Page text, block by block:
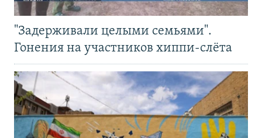
"Задерживали целыми семьями".
Гонения на участников хиппи-слёта